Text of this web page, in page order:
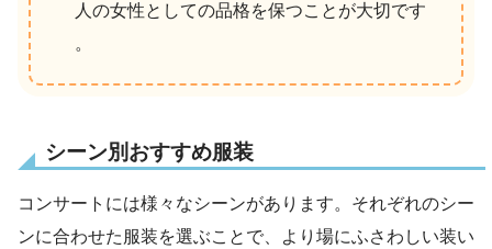
人の女性としての品格を保つことが大切です
。
シーン別おすすめ服装
コンサートには様々なシーンがあります。それぞれのシー
ンに合わせた服装を選ぶことで、より場にふさわしい装い